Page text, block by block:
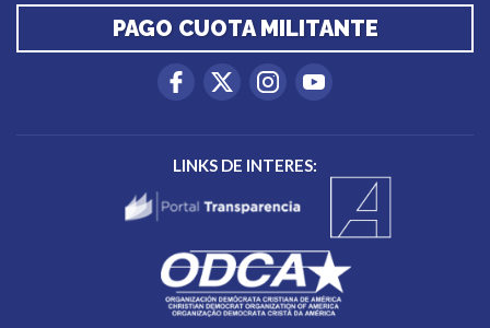
PAGO CUOTA MILITANTE
LINKS DE INTERES: